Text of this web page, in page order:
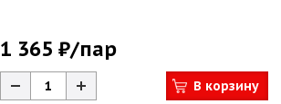
1 365 ₽/пар
В корзину